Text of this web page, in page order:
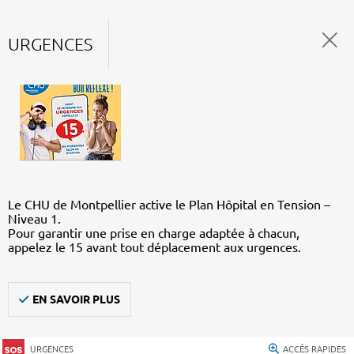
URGENCES
Le CHU de Montpellier active le Plan Hôpital en Tension –
Niveau 1.
Pour garantir une prise en charge adaptée à chacun,
appelez le 15 avant tout déplacement aux urgences.
EN SAVOIR PLUS
URGENCES ACCÈS RAPIDES